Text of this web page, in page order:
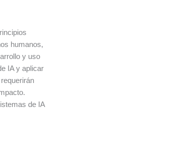
humanos,
y uso
IA y aplicar
de IA